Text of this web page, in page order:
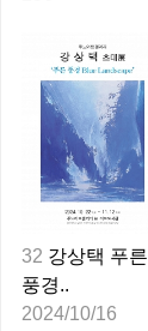
32 강상택 푸른
풍경..
2024/10/16